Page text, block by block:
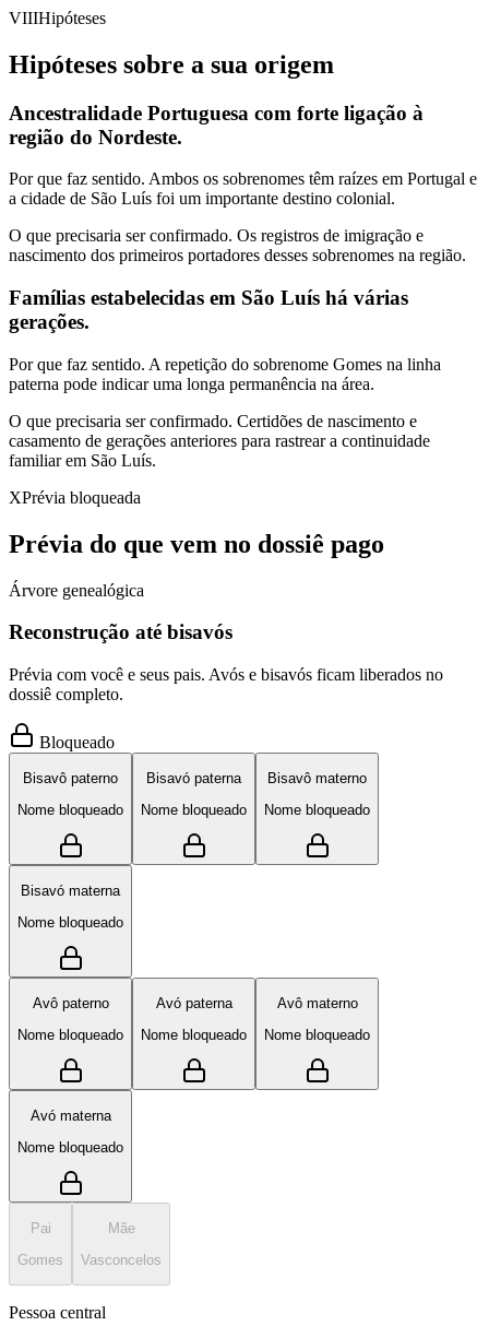
VIIIHipóteses
Hipóteses sobre a sua origem
Ancestralidade Portuguesa com forte ligação à
região do Nordeste.
Por que faz sentido. Ambos os sobrenomes têm raízes em Portugal e
a cidade de São Luís foi um importante destino colonial.
O que precisaria ser confirmado. Os registros de imigração e
nascimento dos primeiros portadores desses sobrenomes na região.
Famílias estabelecidas em São Luís há várias
gerações.
Por que faz sentido. A repetição do sobrenome Gomes na linha
paterna pode indicar uma longa permanência na área.
O que precisaria ser confirmado. Certidões de nascimento e
casamento de gerações anteriores para rastrear a continuidade
familiar em São Luís.
XPrévia bloqueada
Prévia do que vem no dossiê pago
Árvore genealógica
Reconstrução até bisavós
Prévia com você e seus pais. Avós e bisavós ficam liberados no
dossiê completo.
Bloqueado
Bisavô paterno
Nome bloqueado
Bisavó paterna
Nome bloqueado
Bisavô materno
Nome bloqueado
Bisavó materna
Nome bloqueado
Avô paterno
Nome bloqueado
Avó paterna
Nome bloqueado
Avô materno
Nome bloqueado
Avó materna
Nome bloqueado
Pai
Gomes
Mãe
Vasconcelos
Pessoa central